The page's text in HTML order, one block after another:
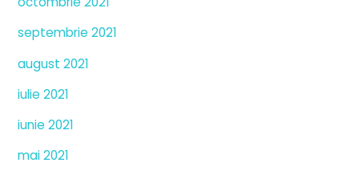
septembrie 2021
august 2021
iulie 2021
iunie 2021
mai 2021